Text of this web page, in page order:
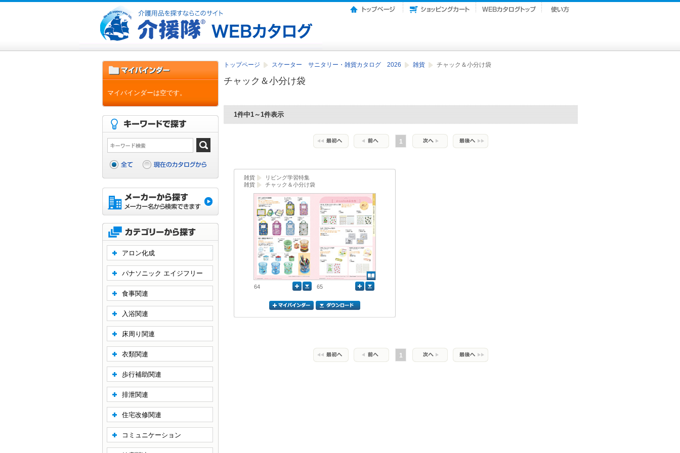
トップページ スケーター サニタリー・雑貨カタログ 2026 雑貨 チャック＆小分け袋
チャック＆小分け袋
1件中1～1件表示
1
雑貨
リビング学習特集
雑貨
チャック＆小分け袋
64 65
1
マイバインダーは空です。
アロン化成
パナソニック エイジフリー
食事関連
入浴関連
床周り関連
衣類関連
歩行補助関連
排泄関連
住宅改修関連
コミュニケーション